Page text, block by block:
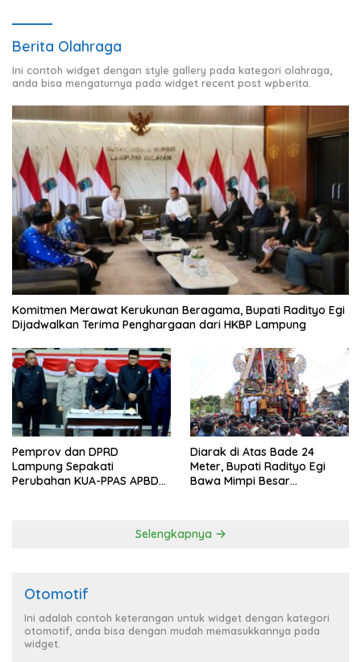
Berita Olahraga
Ini contoh widget dengan style gallery pada kategori olahraga,
anda bisa mengaturnya pada widget recent post wpberita.
Komitmen Merawat Kerukunan Beragama, Bupati Radityo Egi
Dijadwalkan Terima Penghargaan dari HKBP Lampung
Pemprov dan DPRD
Lampung Sepakati
Perubahan KUA-PPAS APBD
Diarak di Atas Bade 24
Meter, Bupati Radityo Egi
Bawa Mimpi Besar
Selengkapnya
Otomotif
Ini adalah contoh keterangan untuk widget dengan kategori
otomotif, anda bisa dengan mudah memasukkannya pada
widget.